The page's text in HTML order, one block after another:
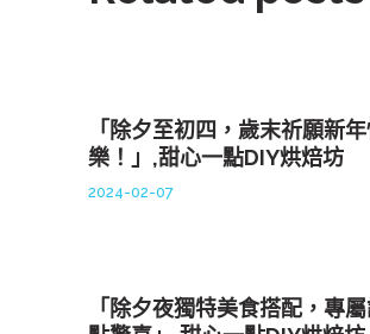
「除夕至初四，歲末祈願新
樂！」,甜心一點DIY烘焙坊
2024-02-07
「除夕夜獨特美食搭配，專